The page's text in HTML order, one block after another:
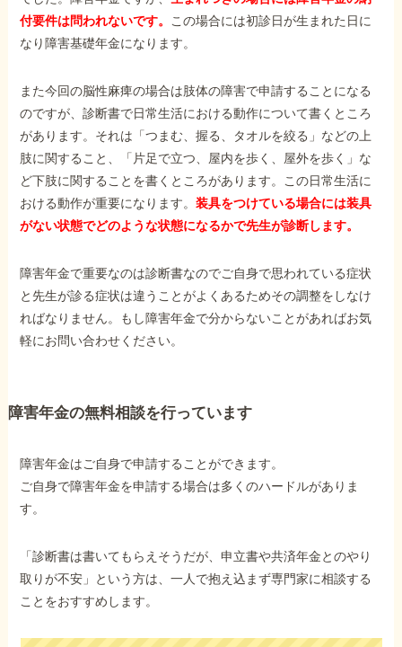
受給事例
Q&A・相談事例
障害年金コラム
お知らせ
事務所について
サイトマップ
他社と何が違うの？
当事務所に
付要件は問われないです。
この場合には初診日が生まれた日に
なり障害基礎年金になります。
また今回の脳性麻痺の場合は肢体の障害で申請することになる
のですが、診断書で日常生活における動作について書くところ
があります。それは「つまむ、握る、タオルを絞る」などの上
肢に関すること、「片足で立つ、屋内を歩く、屋外を歩く」な
ど下肢に関することを書くところがあります。この日常生活に
おける動作が重要になります。装具をつけている場合には装具
がない状態でどのような状態になるかで先生が診断します。
障害年金で重要なのは診断書なのでご自身で思われている症状
と先生が診る症状は違うことがよくあるためその調整をしなけ
ればなりません。もし障害年金で分からないことがあればお気
軽にお問い合わせください。
障害年金の無料相談を行っています
障害年金はご自身で申請することができます。
ご自身で障害年金を申請する場合は多くのハードルがありま
す。
「診断書は書いてもらえそうだが、申立書や共済年金とのやり
取りが不安」という方は、一人で抱え込まず専門家に相談する
ことをおすすめします。